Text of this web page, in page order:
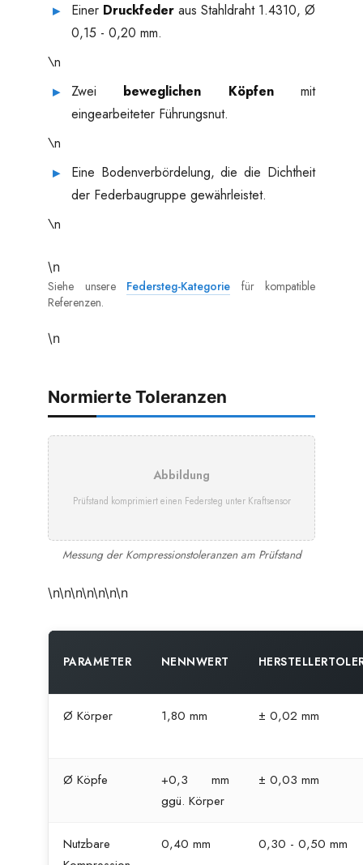
Einer Druckfederaus Stahldraht 1.4310, Ø
0,15 - 0,20 mm.
\n
Zwei beweglichen Köpfenmit
eingearbeiteter Führungsnut.
\n
Eine Bodenverbördelung, die die Dichtheit
der Federbaugruppe gewährleistet.
\n
\n
Siehe unsere Federsteg-Kategorie für kompatible
Referenzen.
\n
Normierte Toleranzen
Abbildung
Prüfstand komprimiert einen Federsteg unter Kraftsensor
Messung der Kompressionstoleranzen am Prüfstand
\n\n\n\n\n\n\n
PARAMETER NENNWERT
Ø Körper 1,80 mm ± 0,02 mm
Ø Köpfe
+0,3 mm
ggü. Körper
± 0,03 mm
Nutzbare
0,40 mm 0,30 - 0,50 mm